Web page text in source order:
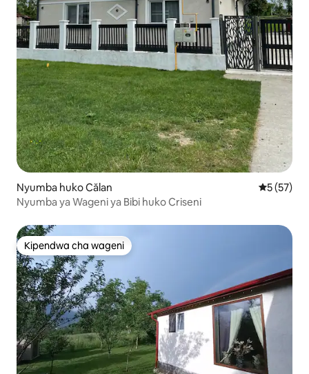
Nyumba huko Călan Ukadiriaji
5 (57)
Nyumba ya Wageni ya Bibi huko Criseni
Kipendwa cha wageni
Kipendwa cha wageni